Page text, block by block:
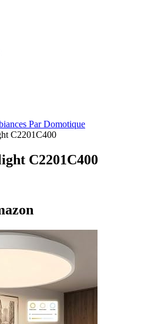
Par Domotique
C2201C400
C2201C400